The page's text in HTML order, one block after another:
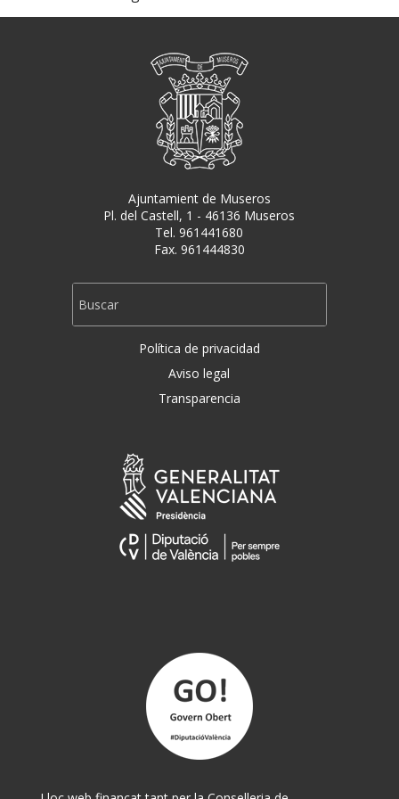
Ajuntamient de Museros
Pl. del Castell, 1 - 46136 Museros
Tel. 961441680
Fax. 961444830
Política de privacidad
Aviso legal
Transparencia